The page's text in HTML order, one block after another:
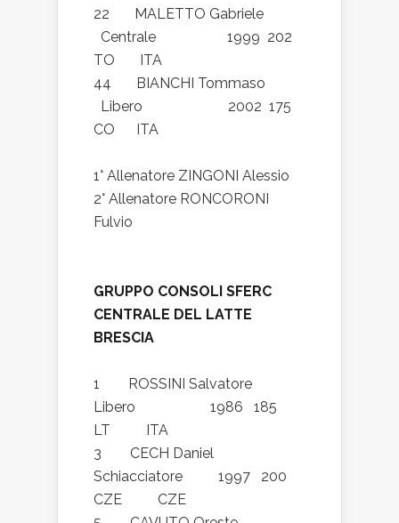
22 MALETTO Gabriele
Centrale 1999 202
TO ITA
44 BIANCHI Tommaso
Libero 2002 175
CO ITA
1° Allenatore ZINGONI Alessio
2° Allenatore RONCORONI
Fulvio
GRUPPO CONSOLI SFERC
CENTRALE DEL LATTE
BRESCIA
1 ROSSINI Salvatore
Libero 1986 185
LT ITA
3 CECH Daniel
Schiacciatore 1997 200
CZE CZE